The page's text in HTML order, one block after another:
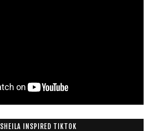
SHEILA INSPIRED TIKTOK